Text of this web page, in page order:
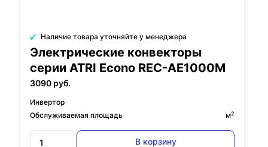
Наличие товара уточняйте у менеджера
Электрические конвекторы
серии ATRI Econo REC-AE1000M
3090 руб.
Инвертор
Обслуживаемая площадь
м2
В корзину